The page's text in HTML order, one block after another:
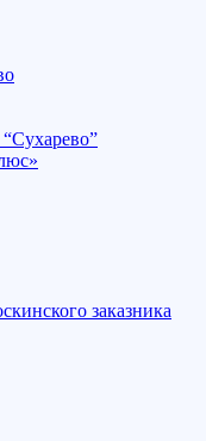
заказника